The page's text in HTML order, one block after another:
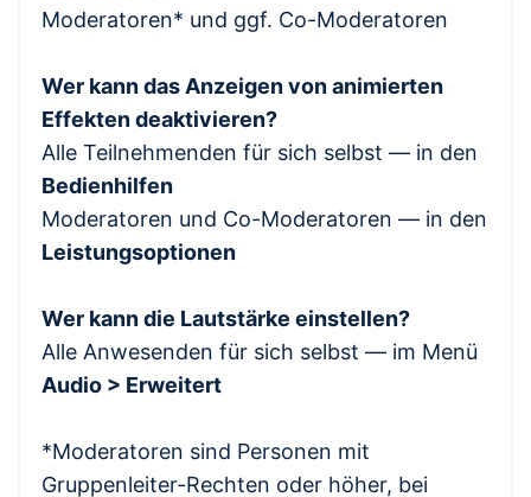
Moderatoren* und ggf. Co-Moderatoren
Wer kann das Anzeigen von animierten
Effekten deaktivieren?
Alle Teilnehmenden für sich selbst — in den
Bedienhilfen
Moderatoren und Co-Moderatoren — in den
Leistungsoptionen
Wer kann die Lautstärke einstellen?
Alle Anwesenden für sich selbst — im Menü
Audio > Erweitert
*Moderatoren sind Personen mit
Gruppenleiter-Rechten oder höher, bei